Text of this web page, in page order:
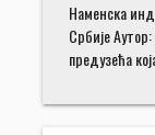
Наменска
Србије
предузећа